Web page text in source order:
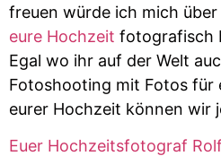
freuen würde ich mich
eure Hochzeit fotografisch
Egal wo ihr auf der Welt
Fotoshooting mit Fotos für
eurer Hochzeit können wir
Euer Hochzeitsfotograf